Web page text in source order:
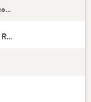
Lucas Paquetá (l'Incontournable)
Xherdan Shaqiri (la Recrue)